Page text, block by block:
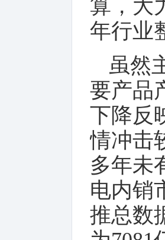
算，大
年行业
虽然
要产品
下降反
情冲击
多年未
电内销
推总数